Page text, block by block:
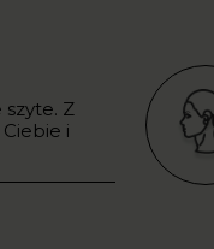
szyte. Z
i